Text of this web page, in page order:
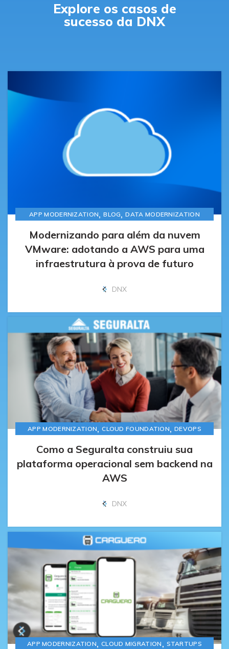
Explore os casos de
sucesso da DNX
APP MODERNIZATION,BLOG,DATA MODERNIZATION
Modernizando para além da nuvem
VMware: adotando a AWS para uma
infraestrutura à prova de futuro
DNX
APP MODERNIZATION,CLOUD FOUNDATION,DEVOPS
Como a Seguralta construiu sua
plataforma operacional sem backend na
AWS
DNX
APP MODERNIZATION,CLOUD MIGRATION , STARTUPS